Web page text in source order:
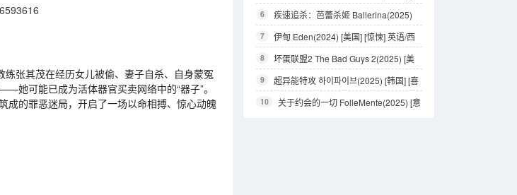
张其茂在经历女儿被偷、妻子自杀、自身蒙冤
她可能已成为活体器官买卖网络中的“器子”。
成的罪恶迷局，开启了一场以命相搏、惊心动魄
国] [剧情/动作/悬疑/惊悚/犯罪] 英语/德语/西
班牙语6.1分
6
疾速追杀：芭蕾杀姬 Ballerina(2025)
[美国] [动作/惊悚] 英语/德语7.1分
7
伊甸 Eden(2024) [美国] [惊悚] 英语/西
班牙语6.9分
8
坏蛋联盟2 The Bad Guys 2(2025) [美
国] [喜剧/动作/动画/悬疑/家庭/犯罪/冒险] 英
语7.9分
9
超异能特攻 하이파이브(2025) [韩国] [喜
剧/动作/奇幻/冒险] 韩语6.3分
10
关于约会的一切 FolleMente(2025) [意